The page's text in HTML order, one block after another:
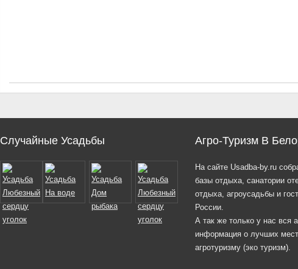
Случайные Усадьбы Агро-Туризм В
На сайте Usadba-by.ru
базы отдыха, санатории
отдыха, агроусадьбы и
России.
А так же только у нас вся
информация о лучших
агротуризму (эко туризм).